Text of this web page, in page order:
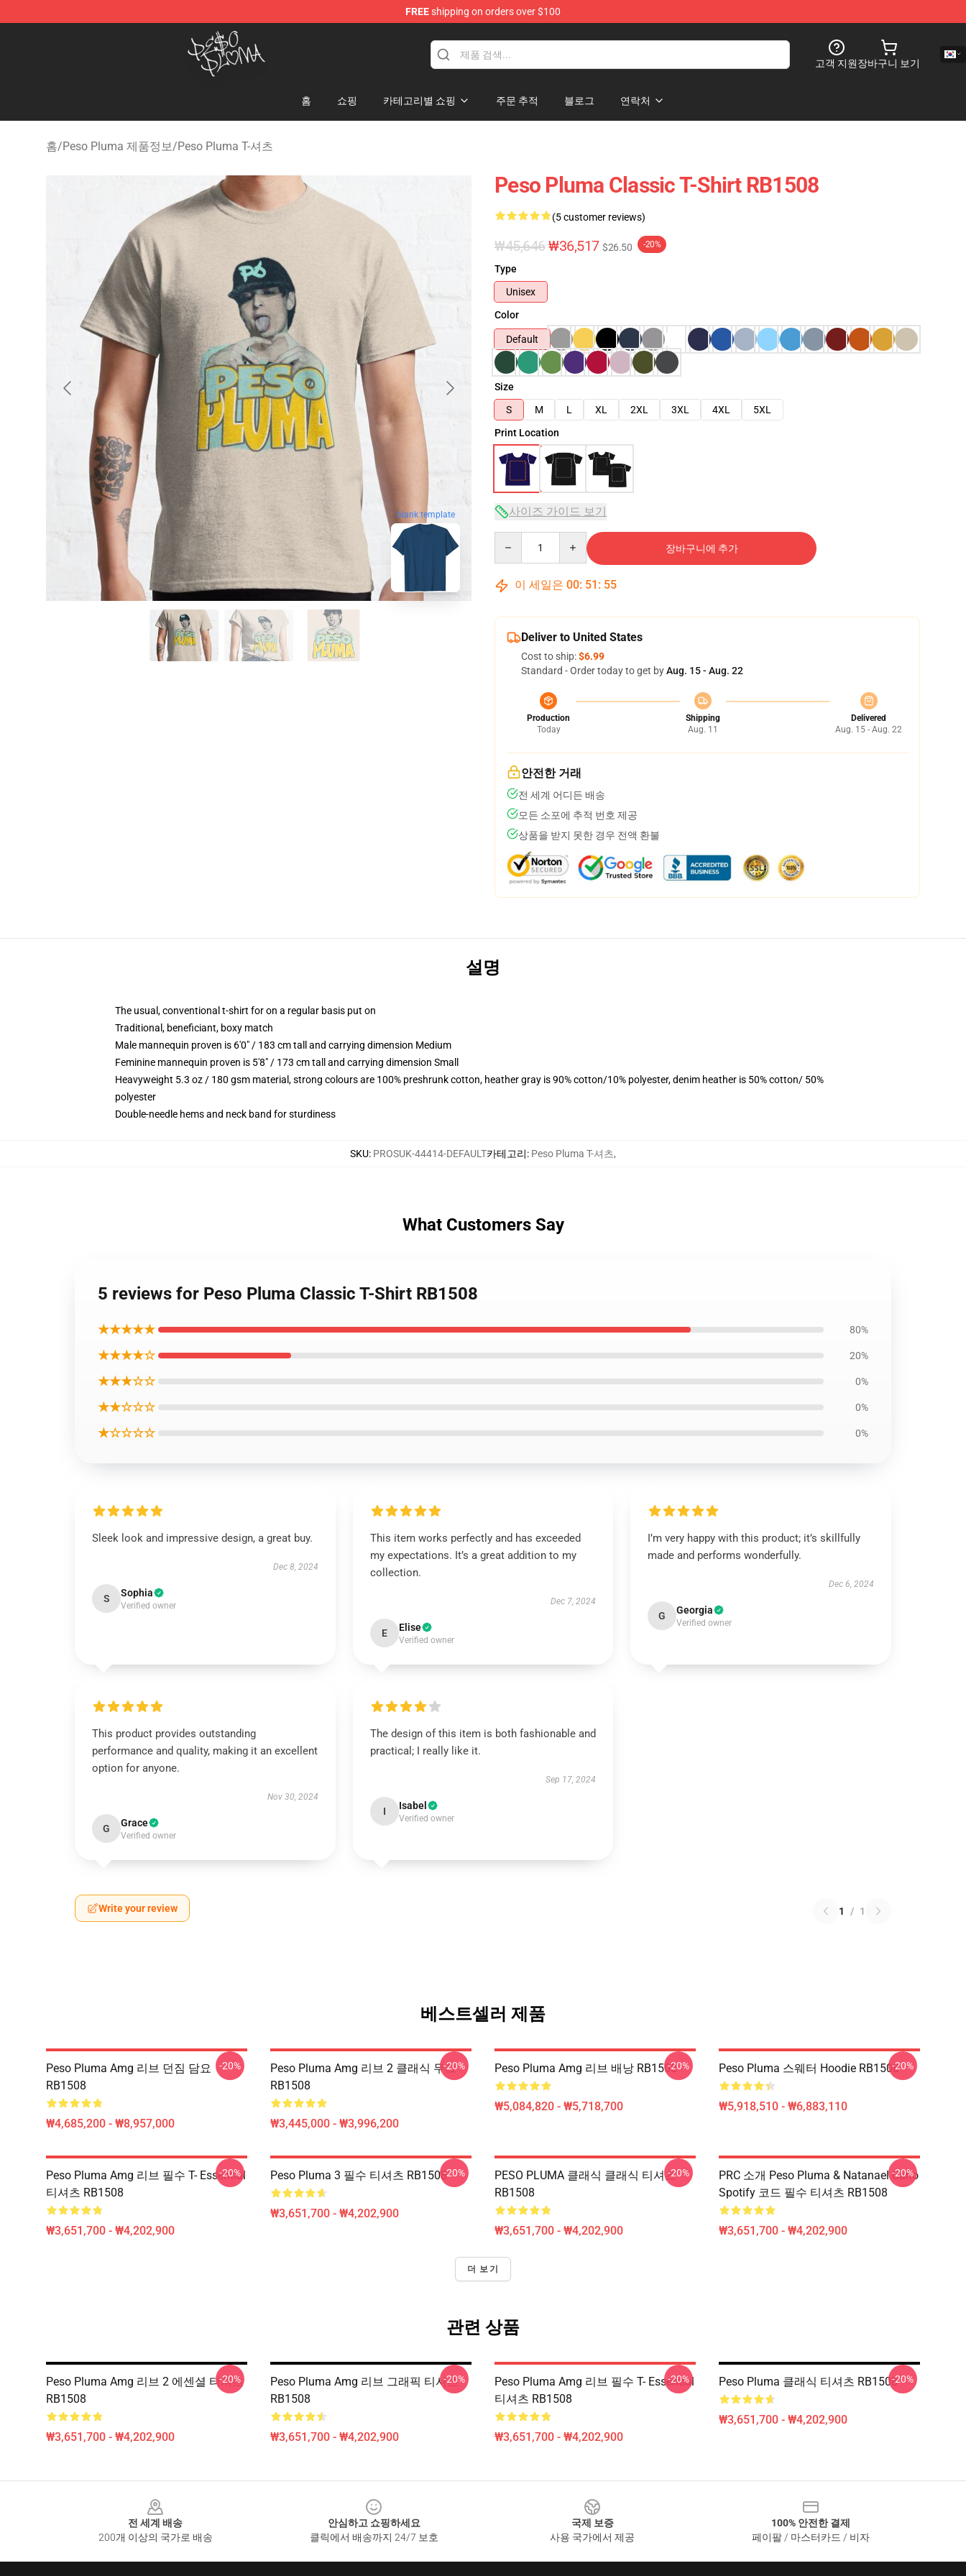
FREEshipping on orders over $100
Peso Pluma Store - Official Peso Pluma Merchandise Shop
고객 지원장바구니 보기
홈 쇼핑 카테고리별 쇼핑 주문 추적 블로그 연락처
홈/Peso Pluma 제품정보/Peso Pluma T-셔츠
blank template
Peso Pluma Classic T-Shirt RB1508
(5 customer reviews)
₩45,646₩36,517 $26.50 -20%
Type
Unisex
Color
Default
Size
S
M L XL 2XL 3XL 4XL
5XL
Print Location
사이즈 가이드 보기
장바구니에 추가
이 세일은 00: 51 : 54
Deliver to United States
Cost to ship:$6.99
Standard - Order today to get byAug. 15 - Aug. 22
Production
Today
Shipping
Aug. 11
Delivered
Aug. 15 - Aug. 22
안전한 거래
전 세계 어디든 배송
모든 소포에 추적 번호 제공
상품을 받지 못한 경우 전액 환불
설명
The usual, conventional t-shirt for on a regular basis put on
Traditional, beneficiant, boxy match
Male mannequin proven is 6'0" / 183 cm tall and carrying dimension Medium
Feminine mannequin proven is 5'8" / 173 cm tall and carrying dimension Small
Heavyweight 5.3 oz / 180 gsm material, strong colours are 100% preshrunk cotton, heather gray is 90% cotton/10% polyester, denim heather is 50% cotton/ 50%
polyester
Double-needle hems and neck band for sturdiness
SKU: PROSUK-44414-DEFAULT카테고리: Peso Pluma T-셔츠,
What Customers Say
5 reviews for Peso Pluma Classic T-Shirt RB1508
★★★★★ 80%
★★★★☆ 20%
★★★☆☆ 0%
★★☆☆☆ 0%
★☆☆☆☆ 0%
Sleek look and impressive design, a great buy.
Dec 8, 2024
S Sophia
Verified owner
This item works perfectly and has exceeded
my expectations. It’s a great addition to my
collection.
Dec 7, 2024
E Elise
Verified owner
I’m very happy with this product; it’s skillfully
made and performs wonderfully.
Dec 6, 2024
G Georgia
Verified owner
This product provides outstanding
performance and quality, making it an excellent
option for anyone.
Nov 30, 2024
G Grace
Verified owner
The design of this item is both fashionable and
practical; I really like it.
Sep 17, 2024
I Isabel
Verified owner
Write your review 1 / 1
베스트셀러 제품
Peso Pluma Amg 리브 던짐 담요
RB1508
₩4,685,200 - ₩8,957,000
-20%
Peso Pluma Amg 리브 2 클래식 무그
RB1508
₩3,445,000 - ₩3,996,200
-20% Peso Pluma Amg 리브 배낭 RB1508
₩5,084,820 - ₩5,718,700
-20% Peso Pluma 스웨터 Hoodie RB1508
₩5,918,510 - ₩6,883,110
-20%
Peso Pluma Amg 리브 필수 T- Essential
티셔츠 RB1508
₩3,651,700 - ₩4,202,900
-20% Peso Pluma 3 필수 티셔츠 RB1508
₩3,651,700 - ₩4,202,900
-20%
PESO PLUMA 클래식 클래식 티셔츠
RB1508
₩3,651,700 - ₩4,202,900
-20%
PRC 소개 Peso Pluma & Natanael Cano
Spotify 코드 필수 티셔츠 RB1508
₩3,651,700 - ₩4,202,900
-20%
더 보기
관련 상품
Peso Pluma Amg 리브 2 에센셜 티셔츠
RB1508
₩3,651,700 - ₩4,202,900
-20%
Peso Pluma Amg 리브 그래픽 티셔츠
RB1508
₩3,651,700 - ₩4,202,900
-20%
Peso Pluma Amg 리브 필수 T- Essential
티셔츠 RB1508
₩3,651,700 - ₩4,202,900
-20% Peso Pluma 클래식 티셔츠 RB1508
₩3,651,700 - ₩4,202,900
-20%
전 세계 배송
200개 이상의 국가로 배송
안심하고 쇼핑하세요
클릭에서 배송까지 24/7 보호
국제 보증
사용 국가에서 제공
100% 안전한 결제
페이팔 / 마스터카드 / 비자